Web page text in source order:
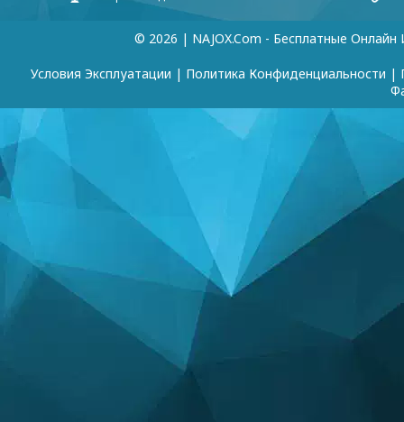
© 2026 | NAJOX.com - Бесплатные Онлайн
Условия Эксплуатации | Политика Конфиденциальности |